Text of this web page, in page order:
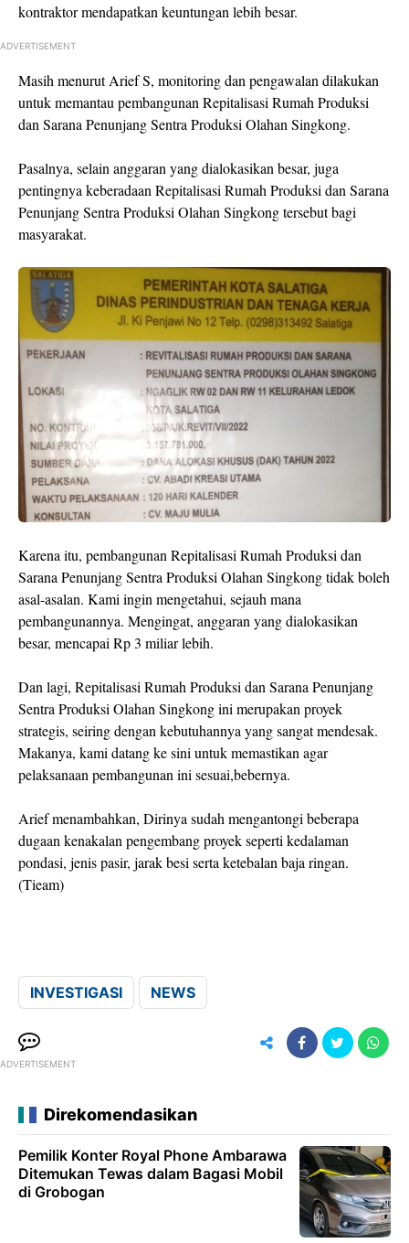
kontraktor mendapatkan keuntungan lebih besar.
ADVERTISEMENT
Masih menurut Arief S, monitoring dan pengawalan dilakukan
untuk memantau pembangunan Repitalisasi Rumah Produksi
dan Sarana Penunjang Sentra Produksi Olahan Singkong.
Pasalnya, selain anggaran yang dialokasikan besar, juga
pentingnya keberadaan Repitalisasi Rumah Produksi dan Sarana
Penunjang Sentra Produksi Olahan Singkong tersebut bagi
masyarakat.
Karena itu, pembangunan Repitalisasi Rumah Produksi dan
Sarana Penunjang Sentra Produksi Olahan Singkong tidak boleh
asal-asalan. Kami ingin mengetahui, sejauh mana
pembangunannya. Mengingat, anggaran yang dialokasikan
besar, mencapai Rp 3 miliar lebih.
Dan lagi, Repitalisasi Rumah Produksi dan Sarana Penunjang
Sentra Produksi Olahan Singkong ini merupakan proyek
strategis, seiring dengan kebutuhannya yang sangat mendesak.
Makanya, kami datang ke sini untuk memastikan agar
pelaksanaan pembangunan ini sesuai,bebernya.
Arief menambahkan, Dirinya sudah mengantongi beberapa
dugaan kenakalan pengembang proyek seperti kedalaman
pondasi, jenis pasir, jarak besi serta ketebalan baja ringan.
(Tieam)
INVESTIGASI NEWS
ADVERTISEMENT
Direkomendasikan
Pemilik Konter Royal Phone Ambarawa
Ditemukan Tewas dalam Bagasi Mobil
di Grobogan